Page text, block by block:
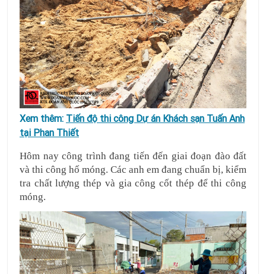
Xem thêm: Tiến độ thi công Dự án Khách sạn Tuấn Anh
tại Phan Thiết
Hôm nay công trình đang tiến đến giai đoạn đào đất
và thi công hố móng. Các anh em đang chuẩn bị, kiểm
tra chất lượng thép và gia công cốt thép để thi công
móng.